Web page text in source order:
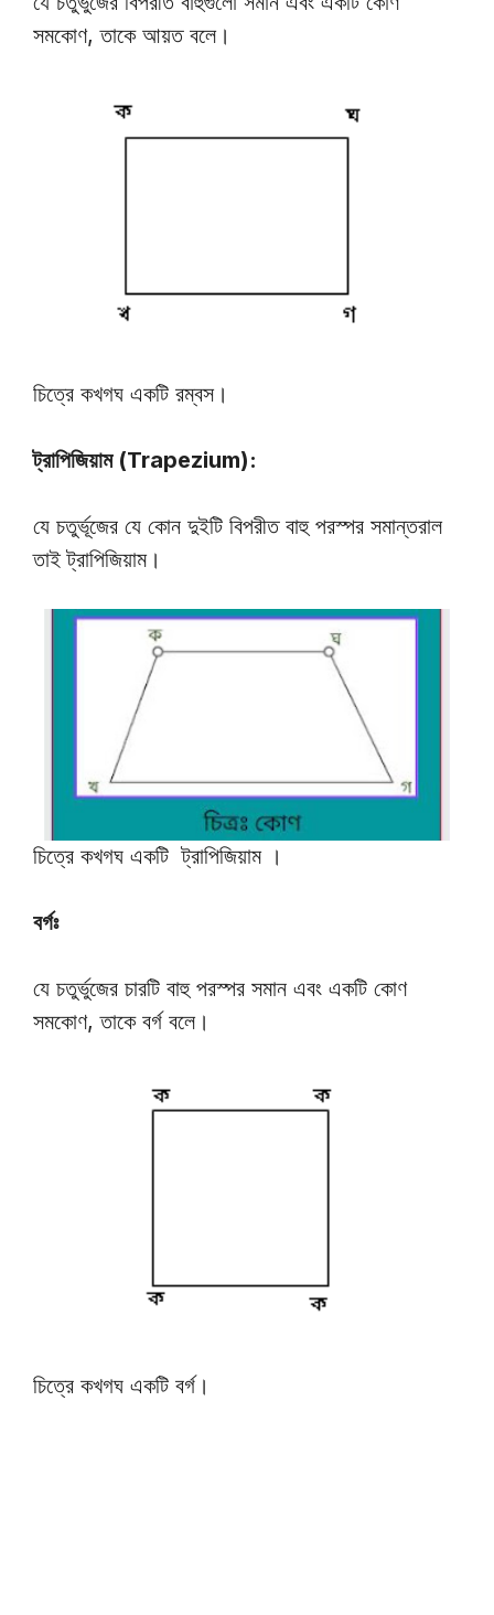
সমকোণ, তাকে আয়ত বলে।
চিত্রে কখগঘ একটি রম্বস।
ট্রাপিজিয়াম (Trapezium):
যে চতুর্ভূজের যে কোন দুইটি বিপরীত বাহু পরস্পর সমান্তরাল
তাই ট্রাপিজিয়াম।
চিত্রে কখগঘ একটি ট্রাপিজিয়াম ।
বর্গঃ
যে চতুর্ভুজের চারটি বাহু পরস্পর সমান এবং একটি কোণ
সমকোণ, তাকে বর্গ বলে।
চিত্রে কখগঘ একটি বর্গ।